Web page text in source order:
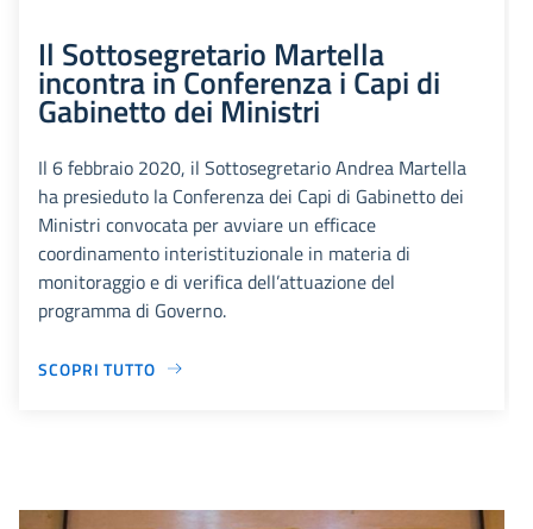
Il Sottosegretario Martella
incontra in Conferenza i Capi di
Gabinetto dei Ministri
Il 6 febbraio 2020, il Sottosegretario Andrea Martella
ha presieduto la Conferenza dei Capi di Gabinetto dei
Ministri convocata per avviare un efficace
coordinamento interistituzionale in materia di
monitoraggio e di verifica dell’attuazione del
programma di Governo.
SCOPRI TUTTO